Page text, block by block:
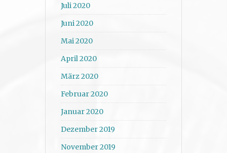
Juli 2020
Juni 2020
Mai 2020
April 2020
März 2020
Februar 2020
Januar 2020
Dezember 2019
November 2019